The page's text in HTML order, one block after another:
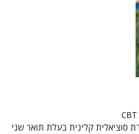
סוציאלית קלינית בעלת תואר שני